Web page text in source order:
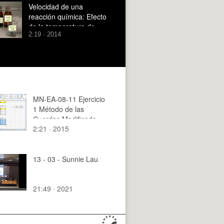
Velocidad de una
reacción química: Efecto
de la temperatura de
reacción
2:19 · 2014
MN-EA-08-11 Ejercicio
1 Método de las
Cuerdas Modificado
2:21 · 2015
13 - 03 - Sunnie Lau
21:49 · 2021